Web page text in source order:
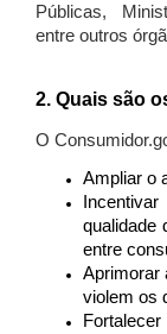
Públicas,
entre outros
2. Quais são
O
Ampliar o
qualidade
entre
Aprimorar
violem os